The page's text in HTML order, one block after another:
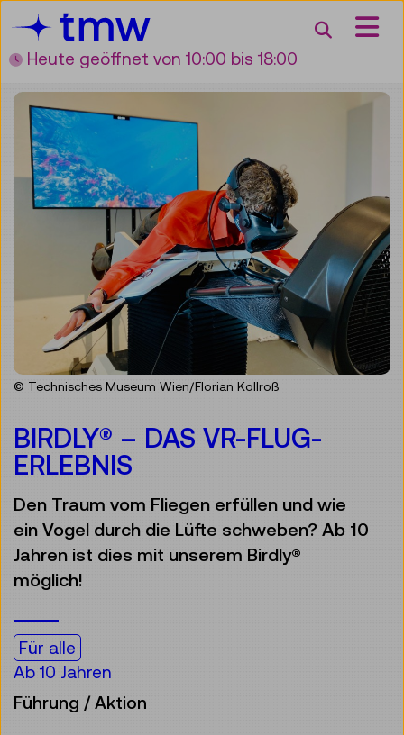
Zum Inhalt
Zum Hauptmenü
Zur Suche
Zur Zielgruppennavigation
Suche
Heute geöffnet von 10:00 bis 18:00
© Technisches Museum Wien/Florian Kollroß
BIRDLY® – DAS VR-FLUG-
ERLEBNIS
Den Traum vom Fliegen erfüllen und wie
ein Vogel durch die Lüfte schweben? Ab 10
Jahren ist dies mit unserem Birdly®
möglich!
Für alle
Ab 10 Jahren
Führung / Aktion